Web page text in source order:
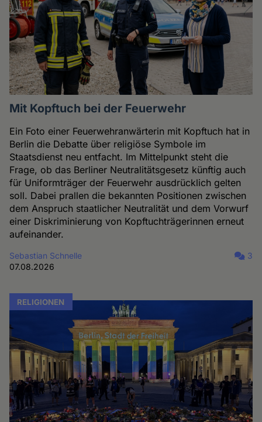
Mit Kopftuch bei der Feuerwehr
Ein Foto einer Feuerwehranwärterin mit Kopftuch hat in
Berlin die Debatte über religiöse Symbole im
Staatsdienst neu entfacht. Im Mittelpunkt steht die
Frage, ob das Berliner Neutralitätsgesetz künftig auch
für Uniformträger der Feuerwehr ausdrücklich gelten
soll. Dabei prallen die bekannten Positionen zwischen
dem Anspruch staatlicher Neutralität und dem Vorwurf
einer Diskriminierung von Kopftuchträgerinnen erneut
aufeinander.
Sebastian Schnelle
07.08.2026
3
RELIGIONEN